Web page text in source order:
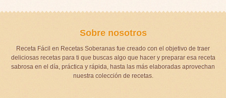
Sobre nosotros
Receta Fácil en Recetas Soberanas fue creado con el objetivo de traer
deliciosas recetas para ti que buscas algo que hacer y preparar esa receta
sabrosa en el día, práctica y rápida, hasta las más elaboradas aprovechan
nuestra colección de recetas.